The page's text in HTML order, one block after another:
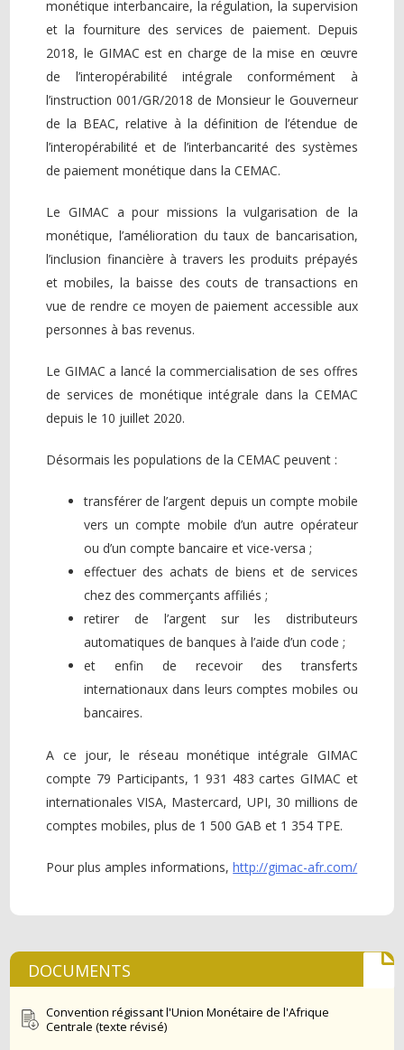
monétique interbancaire, la régulation, la supervision
et la fourniture des services de paiement. Depuis
2018, le GIMAC est en charge de la mise en œuvre
de l’interopérabilité intégrale conformément à
l’instruction 001/GR/2018 de Monsieur le Gouverneur
de la BEAC, relative à la définition de l’étendue de
l’interopérabilité et de l’interbancarité des systèmes
de paiement monétique dans la CEMAC.
Le GIMAC a pour missions la vulgarisation de la
monétique, l’amélioration du taux de bancarisation,
l’inclusion financière à travers les produits prépayés
et mobiles, la baisse des couts de transactions en
vue de rendre ce moyen de paiement accessible aux
personnes à bas revenus.
Le GIMAC a lancé la commercialisation de ses offres
de services de monétique intégrale dans la CEMAC
depuis le 10 juillet 2020.
Désormais les populations de la CEMAC peuvent :
transférer de l’argent depuis un compte mobile
vers un compte mobile d’un autre opérateur
ou d’un compte bancaire et vice-versa ;
effectuer des achats de biens et de services
chez des commerçants affiliés ;
retirer de l’argent sur les distributeurs
automatiques de banques à l’aide d’un code ;
et enfin de recevoir des transferts
internationaux dans leurs comptes mobiles ou
bancaires.
A ce jour, le réseau monétique intégrale GIMAC
compte 79 Participants, 1 931 483 cartes GIMAC et
internationales VISA, Mastercard, UPI, 30 millions de
comptes mobiles, plus de 1 500 GAB et 1 354 TPE.
Pour plus amples informations,http://gimac-afr.com/
DOCUMENTS
Convention régissant l'Union Monétaire de l'Afrique
Centrale (texte révisé)